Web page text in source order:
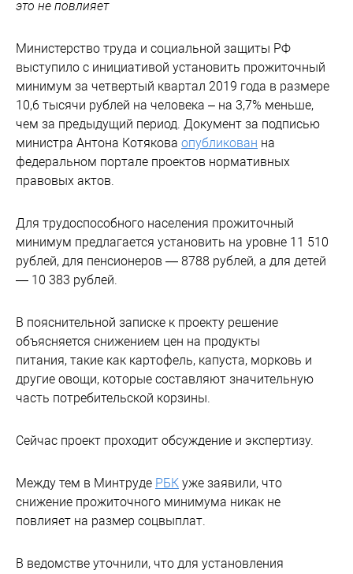
это не повлияет
Министерство труда и социальной защиты РФ
выступило с инициативой установить прожиточный
минимум за четвертый квартал 2019 года в размере
10,6 тысячи рублей на человека – на 3,7% меньше,
чем за предыдущий период. Документ за подписью
министра Антона Котякова опубликован на
федеральном портале проектов нормативных
правовых актов.
Для трудоспособного населения прожиточный
минимум предлагается установить на уровне 11 510
рублей, для пенсионеров — 8788 рублей, а для детей
— 10 383 рублей.
В пояснительной записке к проекту решение
объясняется снижением цен на продукты
питания, такие как картофель, капуста, морковь и
другие овощи, которые составляют значительную
часть потребительской корзины.
Сейчас проект проходит обсуждение и экспертизу.
Между тем в Минтруде РБК уже заявили, что
снижение прожиточного минимума никак не
повлияет на размер соцвыплат.
В ведомстве уточнили, что для установления